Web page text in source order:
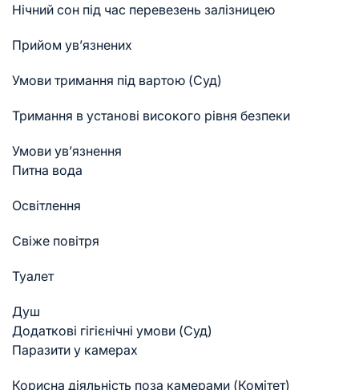
Нічний сон під час перевезень залізницею
Прийом ув’язнених
Умови тримання під вартою (Суд)
Тримання в установі високого рівня безпеки
Умови ув’язнення
Питна вода
Освітлення
Свіже повітря
Туалет
Душ
Додаткові гігієнічні умови (Суд)
Паразити у камерах
Корисна діяльність поза камерами (Комітет)